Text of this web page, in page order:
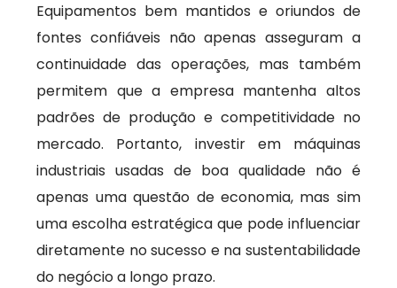
Equipamentos bem mantidos e oriundos de
fontes confiáveis não apenas asseguram a
continuidade das operações, mas também
permitem que a empresa mantenha altos
padrões de produção e competitividade no
mercado. Portanto, investir em máquinas
industriais usadas de boa qualidade não é
apenas uma questão de economia, mas sim
uma escolha estratégica que pode influenciar
diretamente no sucesso e na sustentabilidade
do negócio a longo prazo.